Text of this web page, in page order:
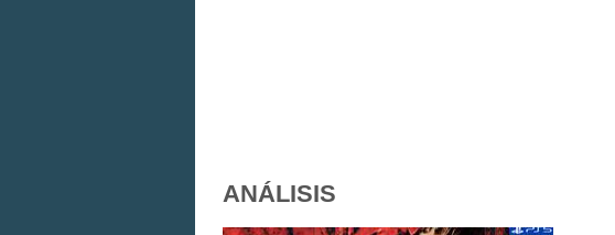
ANÁLISIS